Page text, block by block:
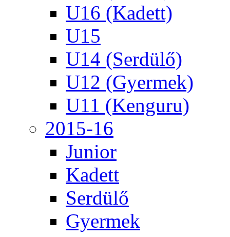
U16 (Kadett)
U15
U14 (Serdülő)
U12 (Gyermek)
U11 (Kenguru)
2015-16
Junior
Kadett
Serdülő
Gyermek